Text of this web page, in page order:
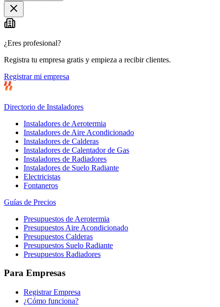
¿Eres profesional?
Registra tu empresa gratis y empieza a recibir clientes.
Registrar mi empresa
Directorio de Instaladores
Instaladores de Aerotermia
Instaladores de Aire Acondicionado
Instaladores de Calderas
Instaladores de Calentador de Gas
Instaladores de Radiadores
Instaladores de Suelo Radiante
Electricistas
Fontaneros
Guías de Precios
Presupuestos de Aerotermia
Presupuestos Aire Acondicionado
Presupuestos Calderas
Presupuestos Suelo Radiante
Presupuestos Radiadores
Para Empresas
Registrar Empresa
¿Cómo funciona?